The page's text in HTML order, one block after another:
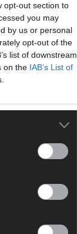
opt-out section to
you may
by us or personal
opt-out of the
list of downstream
on the IAB’s List of